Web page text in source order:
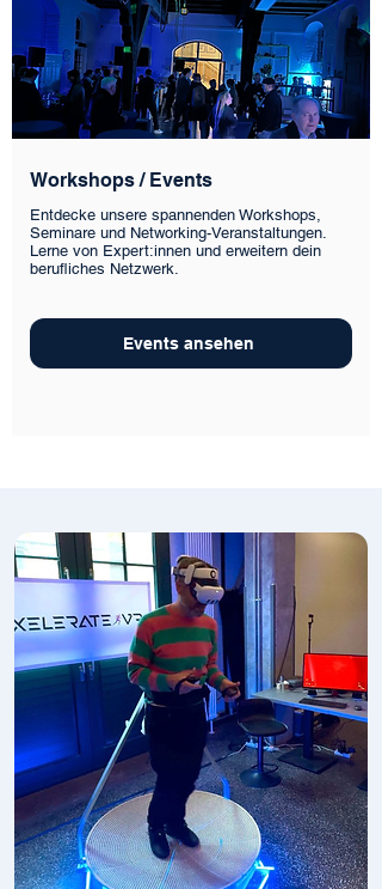
Workshops / Events
Entdecke unsere spannenden Workshops,
Seminare und Networking-Veranstaltungen.
Lerne von Expert:innen und erweitern dein
berufliches Netzwerk.
Events ansehen